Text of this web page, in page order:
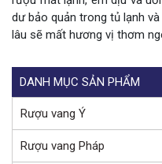
dư bảo quản trong tủ lạnh
lâu sẽ mất hương vị thơm
DANH MỤC SẢN PHẨM
Rượu vang Ý
Rượu vang Pháp